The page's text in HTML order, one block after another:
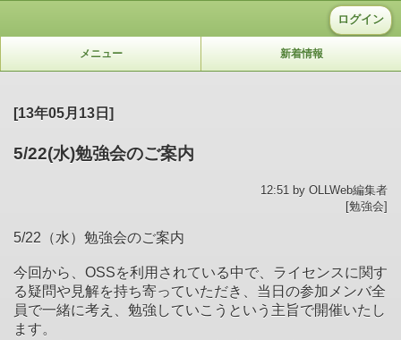
ログイン
メニュー 新着情報
[13年05月13日]
5/22(水)勉強会のご案内
12:51 by OLLWeb編集者
[勉強会]
5/22（水）勉強会のご案内
今回から、OSSを利用されている中で、ライセンスに関す
る疑問や見解を持ち寄っていただき、当日の参加メンバ全
員で一緒に考え、勉強していこうという主旨で開催いたし
ます。